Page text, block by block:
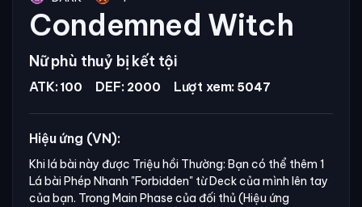
Condemned Witch
Nữ phù thuỷ bị kết tội
ATK: 100 DEF: 2000 Lượt xem: 5047
Hiệu ứng (VN):
Khi lá bài này được Triệu hồi Thường: Bạn có thể thêm 1
Lá bài Phép Nhanh "Forbidden" từ Deck của mình lên tay
của bạn. Trong Main Phase của đối thủ (Hiệu ứng